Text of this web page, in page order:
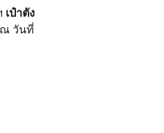
เป๋าตัง
ณ วันที่